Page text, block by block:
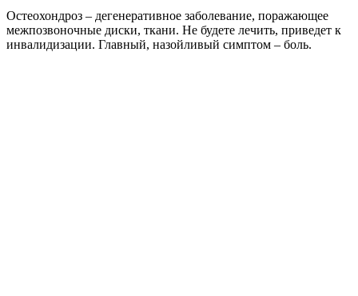
Остеохондроз – дегенеративное заболевание, поражающее
межпозвоночные диски, ткани. Не будете лечить, приведет к
инвалидизации. Главный, назойливый симптом – боль.